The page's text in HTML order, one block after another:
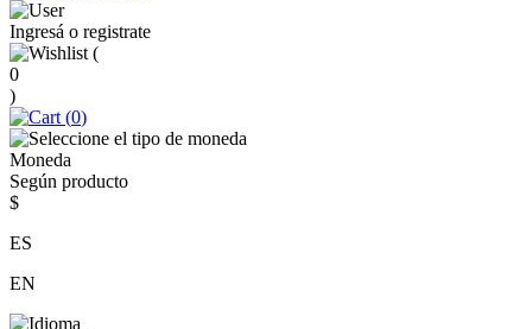
Ingresá o registrate
(
0
)
(0)
Moneda
Según producto
$
ES
EN